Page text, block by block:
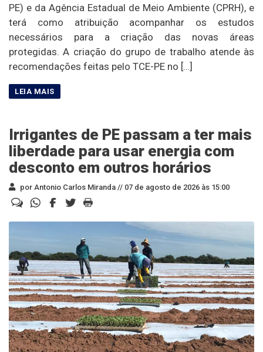
PE) e da Agência Estadual de Meio Ambiente (CPRH), e
terá como atribuição acompanhar os estudos
necessários para a criação das novas áreas
protegidas. A criação do grupo de trabalho atende às
recomendações feitas pelo TCE-PE no […]
Irrigantes de PE passam a ter mais
liberdade para usar energia com
desconto em outros horários
por Antonio Carlos Miranda // 07 de agosto de 2026 às 15:00